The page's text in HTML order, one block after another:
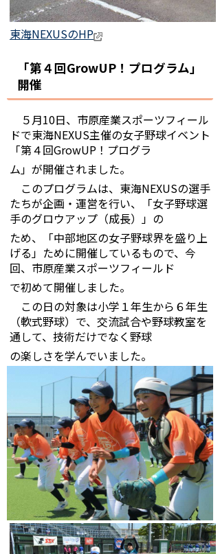
東海NEXUSのHP
「第４回GrowUP！プログラム」
開催
５月10日、市原産業スポーツフィール
ドで東海NEXUS主催の女子野球イベント
「第４回GrowUP！プログラ
ム」が開催されました。
このプログラムは、東海NEXUSの選手
たちが企画・運営を行い、「女子野球選
手のグロウアップ（成長）」の
ため、「中部地区の女子野球界を盛り上
げる」ために開催しているもので、今
回、市原産業スポーツフィールド
で初めて開催しました。
この日の対象は小学１年生から６年生
（軟式野球）で、交流試合や野球教室を
通して、技術だけでなく野球
の楽しさを学んでいました。